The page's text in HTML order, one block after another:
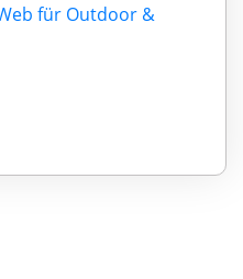
für Outdoor &